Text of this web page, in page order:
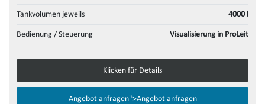
Tankvolumen jeweils 4000 l
Bedienung / Steuerung Visualisierung in ProLeit
Klicken für Details
Angebot anfragen">Angebot anfragen